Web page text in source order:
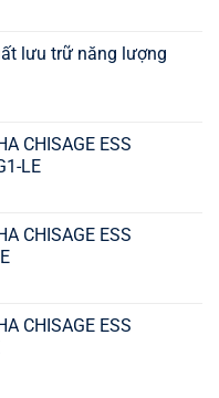
lưu trữ năng lượng
CHISAGE ESS
LE
CHISAGE ESS
CHISAGE ESS